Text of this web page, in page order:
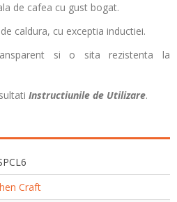
de cafea cu gust bogat.
caldura, cu exceptia inductiei.
si o sita rezistenta la
Instructiunile de Utilizare.
Craft